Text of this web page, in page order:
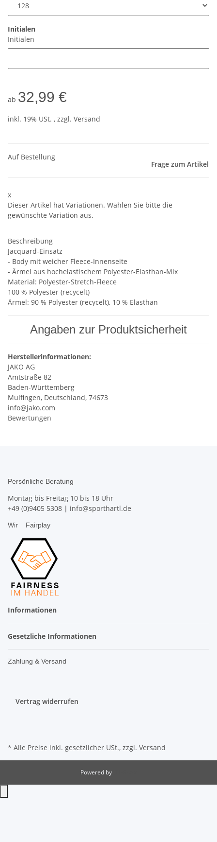
Initialen
Initialen
ab 32,99 €
inkl. 19% USt. , zzgl. Versand
Auf Bestellung
Frage zum Artikel
x
Dieser Artikel hat Variationen. Wählen Sie bitte die
gewünschte Variation aus.
Beschreibung
Jacquard-Einsatz
- Body mit weicher Fleece-Innenseite
- Ärmel aus hochelastischem Polyester-Elasthan-Mix
Material: Polyester-Stretch-Fleece
100 % Polyester (recycelt)
Ärmel: 90 % Polyester (recycelt), 10 % Elasthan
Angaben zur Produktsicherheit
Herstellerinformationen:
JAKO AG
Amtstraße 82
Baden-Württemberg
Mulfingen, Deutschland, 74673
info@jako.com
Bewertungen
Persönliche Beratung
Montag bis Freitag 10 bis 18 Uhr
+49 (0)9405 5308 | info@sporthartl.de
Wir Fairplay
Informationen
Gesetzliche Informationen
Zahlung & Versand
Vertrag widerrufen
* Alle Preise inkl. gesetzlicher USt., zzgl. Versand
Powered by